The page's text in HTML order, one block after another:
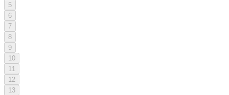
5
6
7
8
9
10
11
12
13